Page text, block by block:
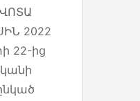
2022
22-ից